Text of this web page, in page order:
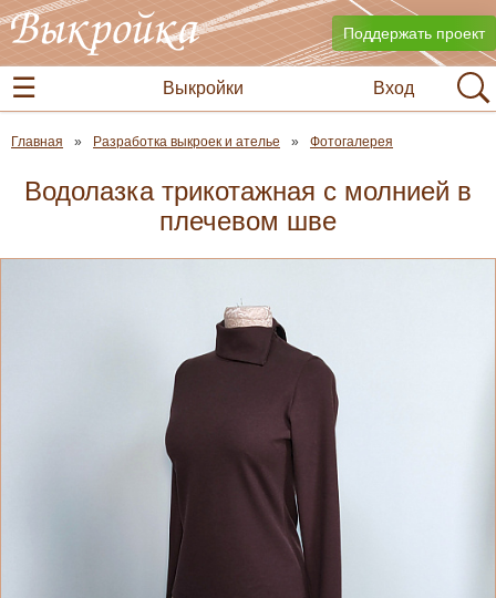
Поддержать проект
Вход
Выкройки
Главная Разработка выкроек и ателье Фотогалерея
Водолазка трикотажная с молнией в
плечевом шве